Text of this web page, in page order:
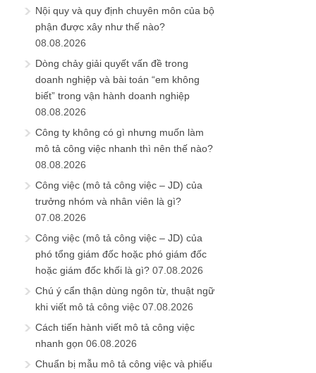
Nội quy và quy định chuyên môn của bộ
phận được xây như thế nào?
08.08.2026
Dòng chảy giải quyết vấn đề trong
doanh nghiệp và bài toán “em không
biết” trong vận hành doanh nghiệp
08.08.2026
Công ty không có gì nhưng muốn làm
mô tả công việc nhanh thì nên thế nào?
08.08.2026
Công việc (mô tả công việc – JD) của
trưởng nhóm và nhân viên là gì?
07.08.2026
Công việc (mô tả công việc – JD) của
phó tổng giám đốc hoặc phó giám đốc
hoặc giám đốc khối là gì? 07.08.2026
Chú ý cẩn thận dùng ngôn từ, thuật ngữ
khi viết mô tả công việc 07.08.2026
Cách tiến hành viết mô tả công việc
nhanh gọn 06.08.2026
Chuẩn bị mẫu mô tả công việc và phiếu